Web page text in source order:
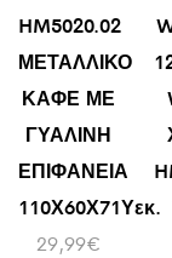
HM5020.02
ΜΕΤΑΛΛΙΚΟ
ΚΑΦΕ ΜΕ
ΓΥΑΛΙΝΗ
ΕΠΙΦΑΝΕΙΑ
110Χ60Χ71Υεκ.
29,99€